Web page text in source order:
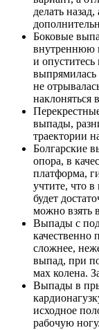
делать
Боковые
внутреннюю
и опуститесь
выпрямилась
не
наклоняться
выпады,
траектории
Болгарские
опора, в
платформа,
учтите, что в
будет
можно взять
Выпады с
качественно
сложнее,
выпад, при
мах колена.
Выпады в
исходное
рабочую